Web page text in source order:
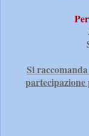
Si
partecipazione